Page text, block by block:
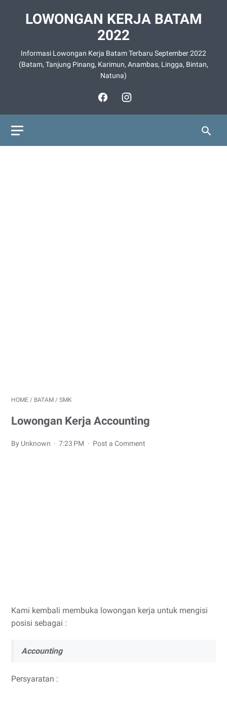
LOWONGAN KERJA BATAM
2022
Informasi Lowongan Kerja Batam Terbaru September 2022
(Batam, Tanjung Pinang, Karimun, Anambas, Lingga, Bintan,
Natuna)
HOME / BATAM / SMK
Lowongan Kerja Accounting
By Unknown 7:23 PM Post a Comment
Kami kembali membuka lowongan kerja untuk mengisi
posisi sebagai :
Accounting
Persyaratan :